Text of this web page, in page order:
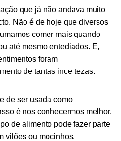
que já não andava muito
Não é de hoje que diversos
comer mais quando
até mesmo entediados. E,
foram
de tantas incertezas.
de ser usada como
é nos conhecermos melhor.
de alimento pode fazer parte
vilões ou mocinhos.